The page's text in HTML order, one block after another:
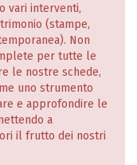
vari interventi,
(stampe,
Non
per tutte le
le nostre schede,
uno strumento
e approfondire le
a
il frutto dei nostri